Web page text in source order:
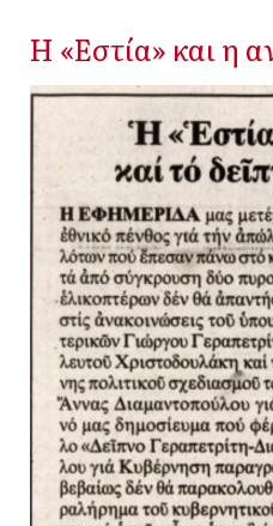
Η «Εστία» και η